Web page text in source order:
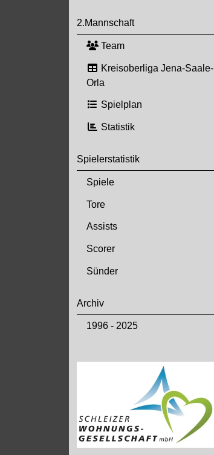
2.Mannschaft
Team
Kreisoberliga Jena-Saale-
Orla
Spielplan
Statistik
Spielerstatistik
Spiele
Tore
Assists
Scorer
Sünder
Archiv
1996 - 2025